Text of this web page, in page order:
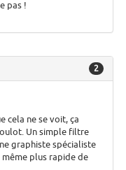
pas !
2
cela ne se voit, ça
Un simple filtre
graphiste spécialiste
plus rapide de